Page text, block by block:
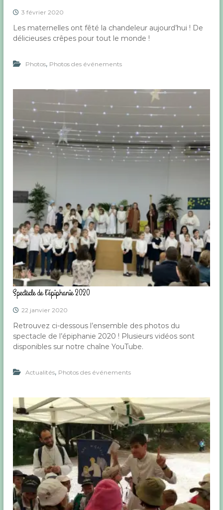
3 février 2020
Les maternelles ont fêté la chandeleur aujourd’hui ! De
délicieuses crêpes pour tout le monde !
Photos, Photos des événements
Spectacle de l’épiphanie 2020
22 janvier 2020
Retrouvez ci-dessous l’ensemble des photos du
spectacle de l’épiphanie 2020 ! Plusieurs vidéos sont
disponibles sur notre chaîne YouTube.
Actualités, Photos des événements